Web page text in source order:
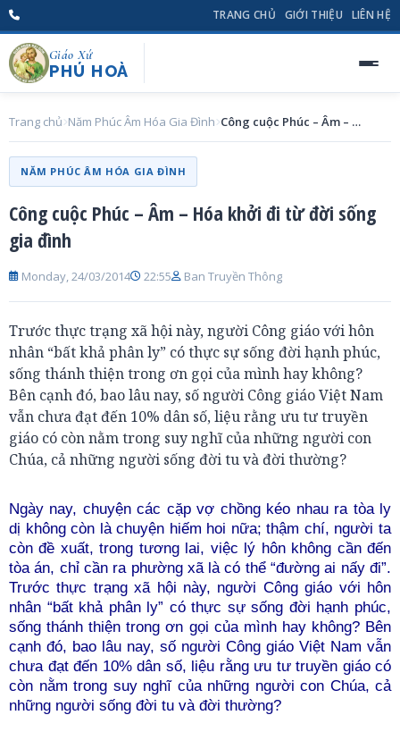
TRANG CHỦ GIỚI THIỆU LIÊN HỆ
Giáo Xứ
PHÚ HOÀ
Trang chủ Năm Phúc Âm Hóa Gia Đình Công cuộc Phúc – Âm – Hóa khởi đi từ đời sống gia đình
NĂM PHÚC ÂM HÓA GIA ĐÌNH
Công cuộc Phúc – Âm – Hóa khởi đi từ đời sống
gia đình
Monday, 24/03/2014 22:55 Ban Truyền Thông
Trước thực trạng xã hội này, người Công giáo với hôn
nhân “bất khả phân ly” có thực sự sống đời hạnh phúc,
sống thánh thiện trong ơn gọi của mình hay không?
Bên cạnh đó, bao lâu nay, số người Công giáo Việt Nam
vẫn chưa đạt đến 10% dân số, liệu rằng ưu tư truyền
giáo có còn nằm trong suy nghĩ của những người con
Chúa, cả những người sống đời tu và đời thường?
Ngày nay, chuyện các cặp vợ chồng kéo nhau ra tòa ly
dị không còn là chuyện hiếm hoi nữa; thậm chí, người ta
còn đề xuất, trong tương lai, việc lý hôn không cần đến
tòa án, chỉ cần ra phường xã là có thể “đường ai nấy đi”.
Trước thực trạng xã hội này, người Công giáo với hôn
nhân “bất khả phân ly” có thực sự sống đời hạnh phúc,
sống thánh thiện trong ơn gọi của mình hay không? Bên
cạnh đó, bao lâu nay, số người Công giáo Việt Nam vẫn
chưa đạt đến 10% dân số, liệu rằng ưu tư truyền giáo có
còn nằm trong suy nghĩ của những người con Chúa, cả
những người sống đời tu và đời thường?